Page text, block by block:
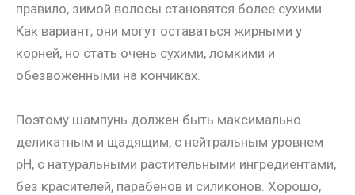
правило, зимой волосы становятся более сухими.
Как вариант, они могут оставаться жирными у
корней, но стать очень сухими, ломкими и
обезвоженными на кончиках.
Поэтому шампунь должен быть максимально
деликатным и щадящим, с нейтральным уровнем
pH, с натуральными растительными ингредиентами,
без красителей, парабенов и силиконов. Хорошо,